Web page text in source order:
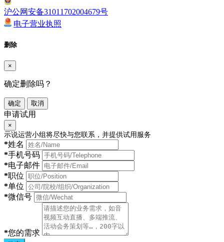
沪公网安备31011702004679号
电子营业执照
删除
×
确定删除吗？
确定 取消
申请试用
×
示说运营小组将尽快与您联系，并提供试用服务
*姓名
*手机号码
*电子邮件
*职位
*单位
*微信号
*您的需求